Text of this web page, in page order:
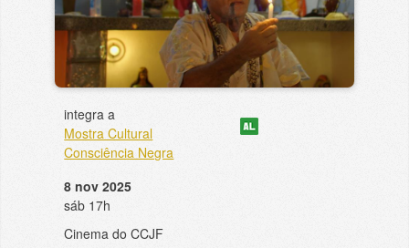
integra a
Mostra Cultural
Consciência Negra
8 nov 2025
sáb 17h
Cinema do CCJF